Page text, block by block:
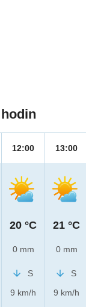
12:00
20 °C
0 mm
S
9 km/h
13:00
21 °C
0 mm
S
9 km/h